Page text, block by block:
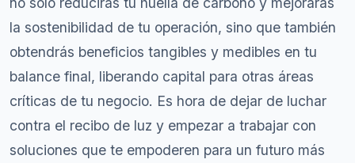
la sostenibilidad de tu operación, sino que también
obtendrás beneficios tangibles y medibles en tu
balance final, liberando capital para otras áreas
críticas de tu negocio. Es hora de dejar de luchar
contra el recibo de luz y empezar a trabajar con
soluciones que te empoderen para un futuro más